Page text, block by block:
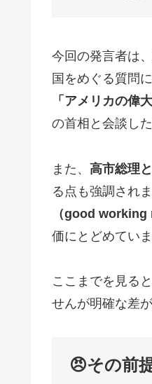
今回の発言者は
国をめぐる質問
「アメリカの偉
の首相と会談した
また、 高市総理
る点も強調され
（good working
価にとどめていま
ここまでを見る
せんが明確な差
😠その前